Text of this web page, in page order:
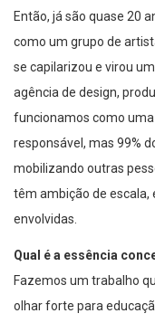
Então, já são quase 20
como um grupo de
se capilarizou e virou
agência de design,
funcionamos como
responsável, mas 99%
mobilizando outras
têm ambição de escala,
envolvidas.
Qual é a essência
Fazemos um trabalho
olhar forte para